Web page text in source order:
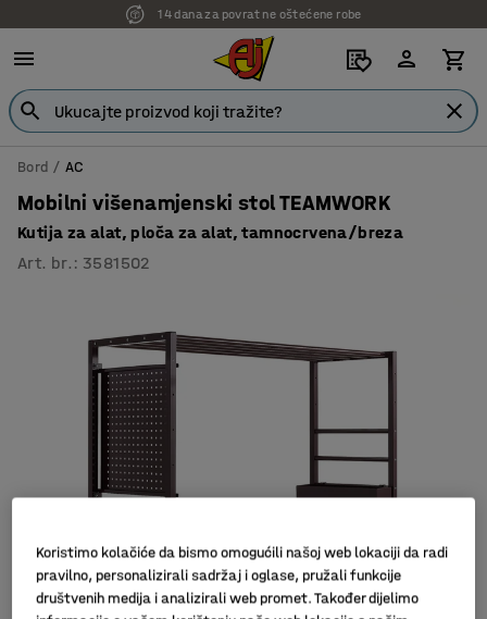
14 dana za povrat ne oštećene robe
7 godina garancije
Bord AC
Mobilni višenamjenski stol TEAMWORK
Kutija za alat, ploča za alat, tamnocrvena/breza
Art. br. : 3581502
Koristimo kolačiće da bismo omogućili našoj web lokaciji da radi
pravilno, personalizirali sadržaj i oglase, pružali funkcije
društvenih medija i analizirali web promet. Također dijelimo